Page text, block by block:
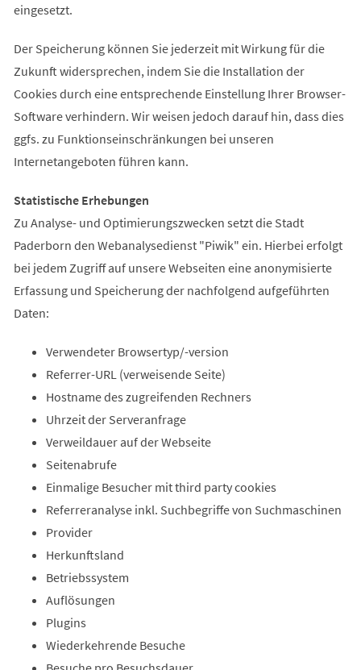
eingesetzt.
Der Speicherung können Sie jederzeit mit Wirkung für die
Zukunft widersprechen, indem Sie die Installation der
Cookies durch eine entsprechende Einstellung Ihrer Browser-
Software verhindern. Wir weisen jedoch darauf hin, dass dies
ggfs. zu Funktionseinschränkungen bei unseren
Internetangeboten führen kann.
Statistische Erhebungen
Zu Analyse- und Optimierungszwecken setzt die Stadt
Paderborn den Webanalysedienst "Piwik" ein. Hierbei erfolgt
bei jedem Zugriff auf unsere Webseiten eine anonymisierte
Erfassung und Speicherung der nachfolgend aufgeführten
Daten:
Verwendeter Browsertyp/-version
Referrer-URL (verweisende Seite)
Hostname des zugreifenden Rechners
Uhrzeit der Serveranfrage
Verweildauer auf der Webseite
Seitenabrufe
Einmalige Besucher mit third party cookies
Referreranalyse inkl. Suchbegriffe von Suchmaschinen
Provider
Herkunftsland
Betriebssystem
Auflösungen
Plugins
Wiederkehrende Besuche